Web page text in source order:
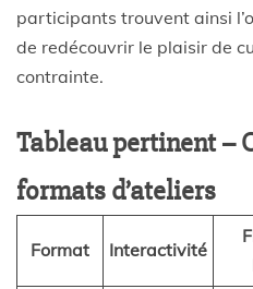
participants trouvent ainsi
de redécouvrir le plaisir de
contrainte.
Tableau pertinent –
formats d’ateliers
Format Interactivité